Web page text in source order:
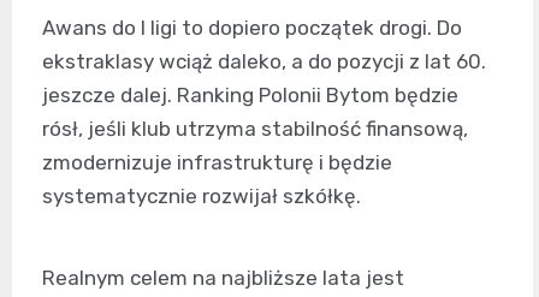
Awans do I ligi to dopiero początek drogi. Do
ekstraklasy wciąż daleko, a do pozycji z lat 60.
jeszcze dalej. Ranking Polonii Bytom będzie
rósł, jeśli klub utrzyma stabilność finansową,
zmodernizuje infrastrukturę i będzie
systematycznie rozwijał szkółkę.
Realnym celem na najbliższe lata jest